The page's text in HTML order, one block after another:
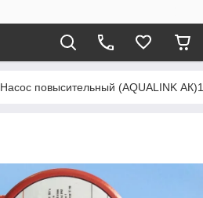
Насос повысительный (AQUALINK